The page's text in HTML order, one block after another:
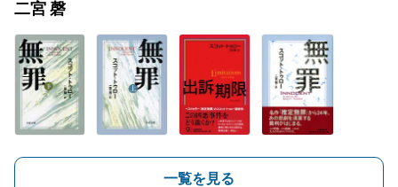
二宮 磬
一覧を見る